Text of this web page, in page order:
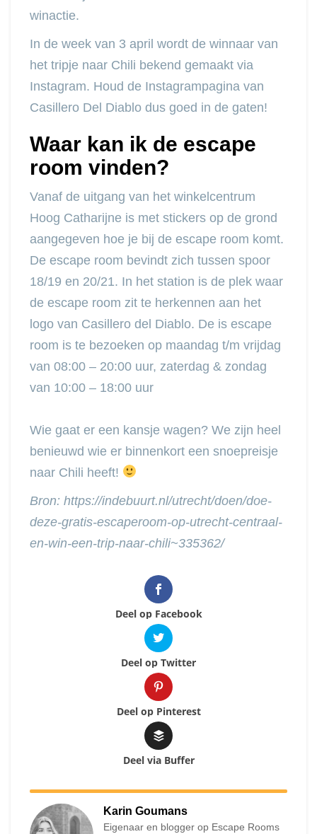
winactie.
In de week van 3 april wordt de winnaar van
het tripje naar Chili bekend gemaakt via
Instagram. Houd de Instagrampagina van
Casillero Del Diablo dus goed in de gaten!
Waar kan ik de escape
room vinden?
Vanaf de uitgang van het winkelcentrum
Hoog Catharijne is met stickers op de grond
aangegeven hoe je bij de escape room komt.
De escape room bevindt zich tussen spoor
18/19 en 20/21. In het station is de plek waar
de escape room zit te herkennen aan het
logo van Casillero del Diablo. De is escape
room is te bezoeken op maandag t/m vrijdag
van 08:00 – 20:00 uur, zaterdag & zondag
van 10:00 – 18:00 uur
Wie gaat er een kansje wagen? We zijn heel
benieuwd wie er binnenkort een snoepreisje
naar Chili heeft!
Bron: https://indebuurt.nl/utrecht/doen/doe-
deze-gratis-escaperoom-op-utrecht-centraal-
en-win-een-trip-naar-chili~335362/
Deel op Facebook
Deel op Twitter
Deel op Pinterest
Deel via Buffer
Karin Goumans
Eigenaar en blogger op Escape Rooms